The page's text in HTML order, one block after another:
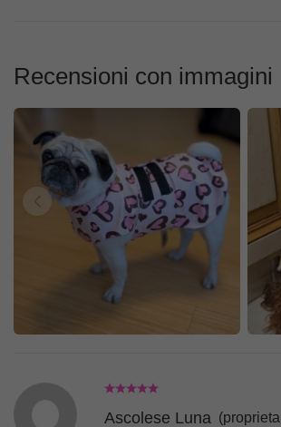
Recensioni con immagini
Ascolese Luna